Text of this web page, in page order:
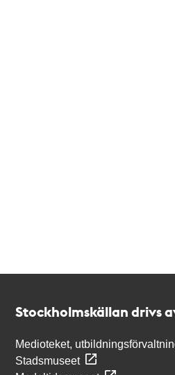
Stockholmskällan drivs
Medioteket,
Stadsmuseet